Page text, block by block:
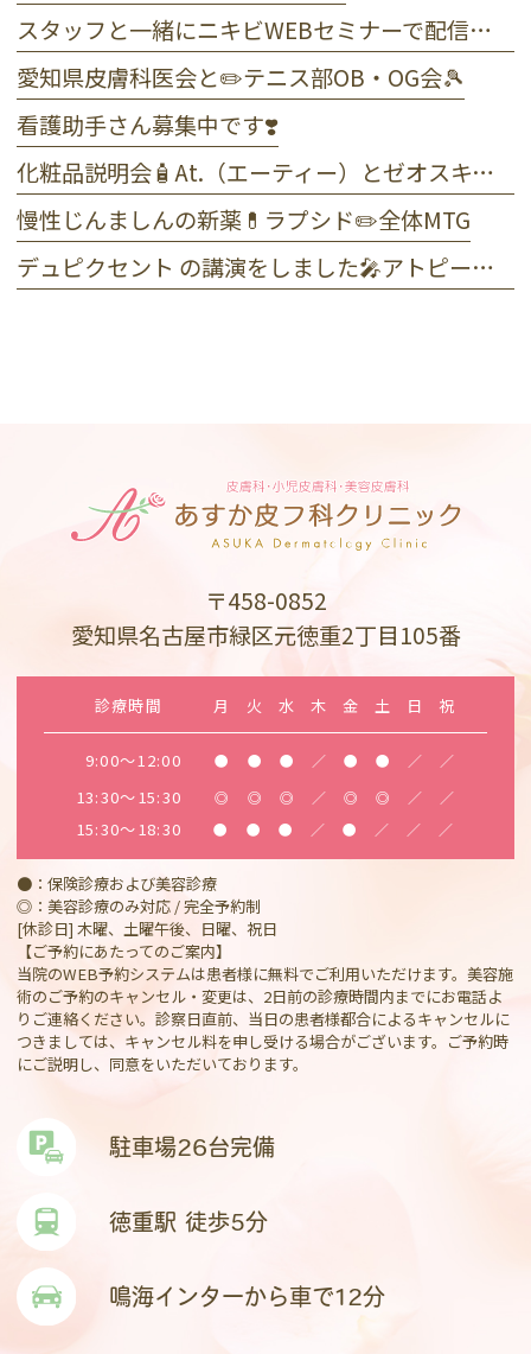
スタッフと一緒にニキビWEBセミナーで配信しました☺️
愛知県皮膚科医会と✏️テニス部OB・OG会🎾
看護助手さん募集中です❣️
化粧品説明会🧴At.（エーティー）とゼオスキンヘルス
慢性じんましんの新薬💊ラプシド✏️全体MTG
デュピクセント の講演をしました🎤アトピー性皮膚炎
〒458-0852
愛知県名古屋市緑区元徳重2丁目105番
診療時間 月 火 水 木 金 土 日 祝
9:00～12:00 ● ● ● ／ ● ● ／ ／
13:30～15:30 ◎ ◎ ◎ ／ ◎ ◎ ／ ／
15:30～18:30 ● ● ● ／ ● ／ ／ ／
●：保険診療および美容診療
◎：美容診療のみ対応 / 完全予約制
[休診日] 木曜、土曜午後、日曜、祝日
【ご予約にあたってのご案内】
当院のWEB予約システムは患者様に無料でご利用いただけます。美容施
術のご予約のキャンセル・変更は、2日前の診療時間内までにお電話よ
りご連絡ください。診察日直前、当日の患者様都合によるキャンセルに
つきましては、キャンセル料を申し受ける場合がございます。ご予約時
にご説明し、同意をいただいております。
駐車場26台完備
徳重駅 徒歩5分
鳴海インターから車で12分